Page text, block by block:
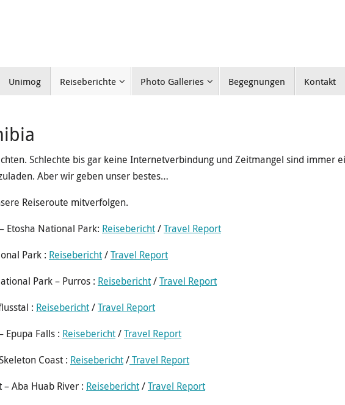
Unimog Reiseberichte Photo Galleries Begegnungen Kontakt
Schlechte bis gar keine Internetverbindung und Zeitmangel sind immer
Aber wir geben unser bestes…
Reiseroute mitverfolgen.
Etosha National Park: Reisebericht/Travel Report
Park : Reisebericht/Travel Report
Park – Purros : Reisebericht/Travel Report
: Reisebericht/Travel Report
Falls : Reisebericht/Travel Report
Coast : Reisebericht/Travel Report
Aba Huab River : Reisebericht/Travel Report